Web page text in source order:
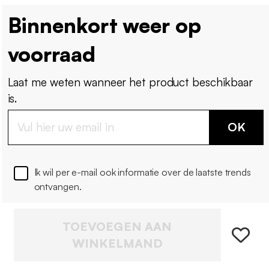
Binnenkort weer op
voorraad
Laat me weten wanneer het product beschikbaar
is.
OK
Ik wil per e-mail ook informatie over de laatste trends
ontvangen.
TOEVOEGEN AAN
WINKELMAND